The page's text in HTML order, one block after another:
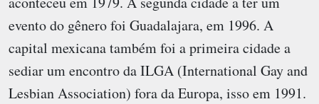
evento do gênero foi Guadalajara, em 1996. A
capital mexicana também foi a primeira cidade a
sediar um encontro da ILGA (International Gay and
Lesbian Association) fora da Europa, isso em 1991.